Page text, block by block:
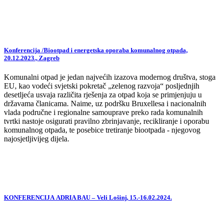
Konferencija /Biootpad i energetska oporaba komunalnog otpada,
20.12.2023., Zagreb
Komunalni otpad je jedan najvećih izazova modernog društva, stoga
EU, kao vodeći svjetski pokretač „zelenog razvoja“ posljednjih
desetljeća usvaja različita rješenja za otpad koja se primjenjuju u
državama članicama. Naime, uz podršku Bruxellesa i nacionalnih
vlada područne i regionalne samouprave preko rada komunalnih
tvrtki nastoje osigurati pravilno zbrinjavanje, recikliranje i oporabu
komunalnog otpada, te posebice tretiranje biootpada - njegovog
najosjetljivijeg dijela.
KONFERENCIJA ADRIA BAU – Veli Lošinj, 15.-16.02.2024.